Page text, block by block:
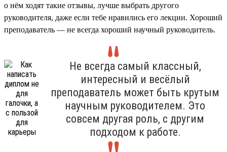
о нём ходят такие отзывы, лучше выбрать другого
руководителя, даже если тебе нравились его лекции. Хороший
преподаватель — не всегда хороший научный руководитель.
Не всегда самый классный,
интересный и весёлый
преподаватель может быть крутым
научным руководителем. Это
совсем другая роль, с другим
подходом к работе.